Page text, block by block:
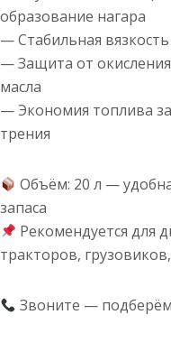
образование нагара
— Стабильная
— Защита от
масла
— Экономия топлива
трения
Объём: 20 л —
запаса
Рекомендуется для
тракторов,
Звоните —